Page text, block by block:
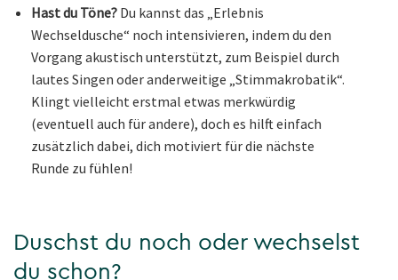
Hast du Töne? Du kannst das „Erlebnis
Wechseldusche“ noch intensivieren, indem du den
Vorgang akustisch unterstützt, zum Beispiel durch
lautes Singen oder anderweitige „Stimmakrobatik“.
Klingt vielleicht erstmal etwas merkwürdig
(eventuell auch für andere), doch es hilft einfach
zusätzlich dabei, dich motiviert für die nächste
Runde zu fühlen!
Duschst du noch oder wechselst
du schon?